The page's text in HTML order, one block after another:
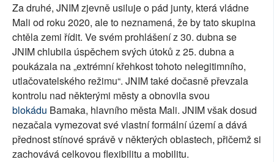
Za druhé, JNIM zjevně usiluje o pád junty, která vládne
Mali od roku 2020, ale to neznamená, že by tato skupina
chtěla zemi řídit. Ve svém prohlášení z 30. dubna se
JNIM chlubila úspěchem svých útoků z 25. dubna a
poukázala na „extrémní křehkost tohoto nelegitimního,
utlačovatelského režimu“. JNIM také dočasně převzala
kontrolu nad některými městy a obnovila svou
blokádu Bamaka, hlavního města Mali. JNIM však dosud
nezačala vymezovat své vlastní formální území a dává
přednost stínové správě v některých oblastech, přičemž si
zachovává celkovou flexibilitu a mobilitu.